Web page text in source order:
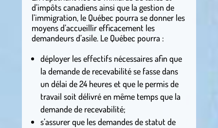
d’impôts canadiens ainsi que la gestion de
l’immigration, le Québec pourra se donner les
moyens d’accueillir efficacement les
demandeurs d’asile. Le Québec pourra :
déployer les effectifs nécessaires afin que
la demande de recevabilité se fasse dans
un délai de 24 heures et que le permis de
travail soit délivré en même temps que la
demande de recevabilité;
s’assurer que les demandes de statut de